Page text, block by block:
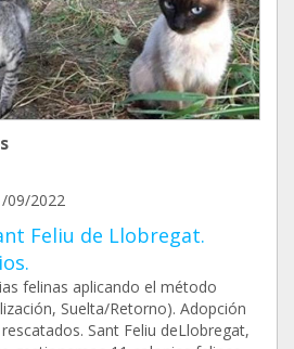
09/2022
Feliu de Llobregat.
felinas aplicando el método
Suelta/Retorno). Adopción
Sant Feliu deLlobregat,